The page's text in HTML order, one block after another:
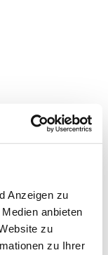
Anzeigen zu
anbieten
zu
zu Ihrer